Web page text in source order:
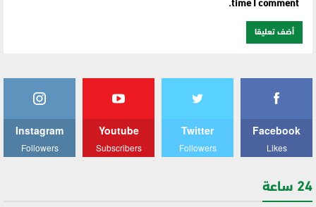
Facebook
Likes
Twitter
Followers
Youtube
Subscribers
Instagram
Followers
24 ساعة